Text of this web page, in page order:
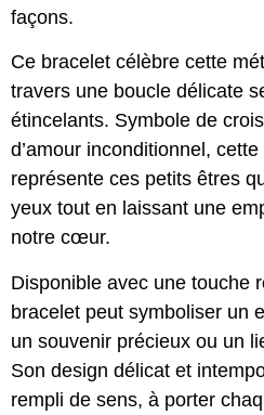
façons.
Ce bracelet célèbre cette
travers une boucle délicate
étincelants. Symbole de
d’amour inconditionnel,
représente ces petits êtres
yeux tout en laissant une
notre cœur.
Disponible avec une touche
bracelet peut symboliser un
un souvenir précieux ou un
Son design délicat et
rempli de sens, à porter